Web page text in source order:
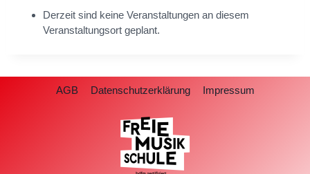
l
e
Derzeit sind keine Veranstaltungen an diesem
Veranstaltungsort geplant.
AGB Datenschutzerklärung Impressum